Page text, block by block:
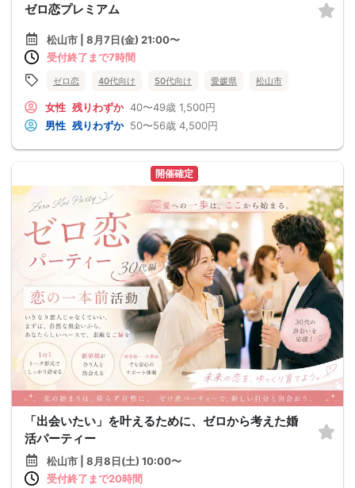
ゼロ恋プレミアム
松山市 | 8月7日(金) 21:00〜
受付終了まで7時間
ゼロ恋 40代向け 50代向け 愛媛県 松山市
女性 残りわずか 40〜49歳 1,500円
男性 残りわずか 50〜56歳 4,500円
開催確定
「出会いたい」を叶えるために、ゼロから考えた婚
活パーティー
松山市 | 8月8日(土) 10:00〜
受付終了まで20時間